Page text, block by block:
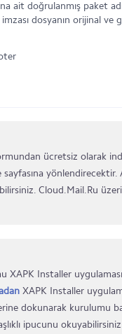
ait doğrulanmış paket
dosyanın orijinal ve
ücretsiz olarak
Cloud.Mail.Ru
Installer
XAPK Installer
dokunarak kurulumu
ipucunu